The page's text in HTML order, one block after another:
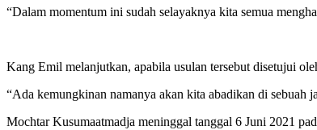
“Dalam momentum ini sudah selayaknya kita semua
Kang Emil melanjutkan, apabila usulan tersebut disetujui
“Ada kemungkinan namanya akan kita abadikan di sebuah
Mochtar Kusumaatmadja meninggal tanggal 6 Juni 2021